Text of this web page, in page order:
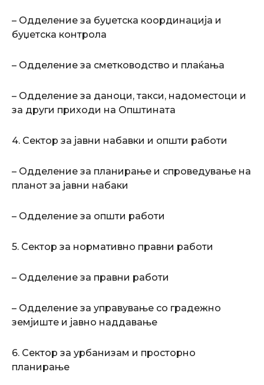
– Одделение за буџетска координација и
буџетска контрола
– Одделение за сметководство и плаќања
– Одделение за даноци, такси, надоместоци и
за други приходи на Општината
4. Сектор за јавни набавки и општи работи
– Одделение за планирање и спроведување на
планот за јавни набаки
– Одделение за општи работи
5. Сектор за нормативно правни работи
– Одделение за правни работи
– Одделение за управување со градежно
земјиште и јавно наддавање
6. Сектор за урбанизам и просторно
планирање